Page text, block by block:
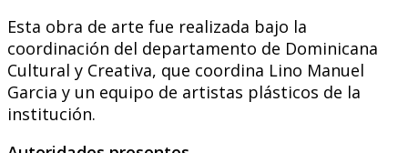
Esta obra de arte fue realizada bajo la
coordinación del departamento de Dominicana
Cultural y Creativa, que coordina Lino Manuel
Garcia y un equipo de artistas plásticos de la
institución.